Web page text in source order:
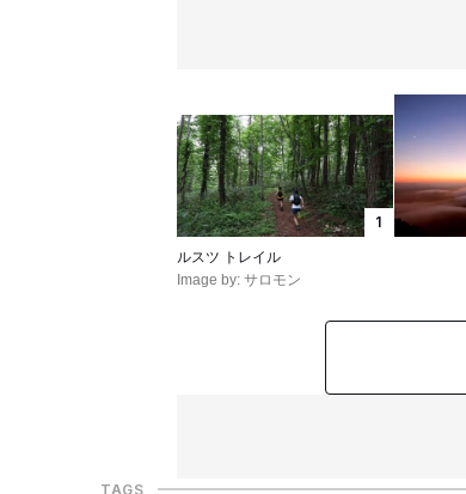
1
ルスツ トレイル
Image by: サロモン
TAGS